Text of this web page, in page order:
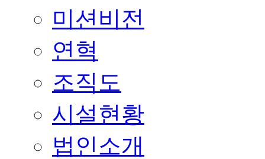
미션비전
연혁
조직도
시설현황
법인소개